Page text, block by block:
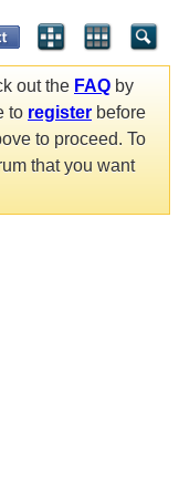
out the FAQ by
to register before
to proceed. To
that you want